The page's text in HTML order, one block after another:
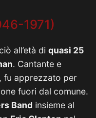
1971)
all’età di quasi 25
. Cantante e
fu apprezzato per
fuori dal comune.
Band insieme al